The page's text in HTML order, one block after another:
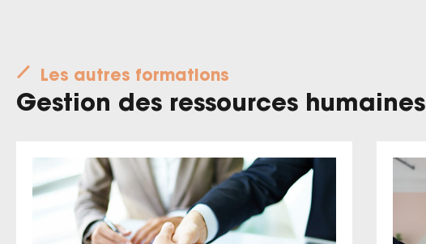
Les autres formations
Gestion des ressources humaines